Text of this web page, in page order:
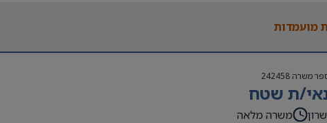
| ימים א-ה | 6:30-15:30
ובונוסים
חברה מהיום הראשון
חדרה
מועמדות
משרה242458
ת שטח
משרה מלאה